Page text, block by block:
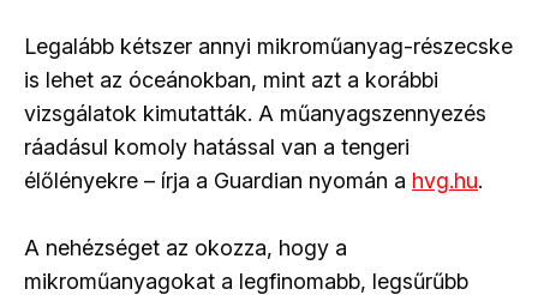
Legalább kétszer annyi mikroműanyag-részecske
is lehet az óceánokban, mint azt a korábbi
vizsgálatok kimutatták. A műanyagszennyezés
ráadásul komoly hatással van a tengeri
élőlényekre – írja a Guardian nyomán a hvg.hu.
A nehézséget az okozza, hogy a
mikroműanyagokat a legfinomabb, legsűrűbb